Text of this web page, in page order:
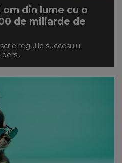
din lume cu o
de miliarde de
regulile succesului